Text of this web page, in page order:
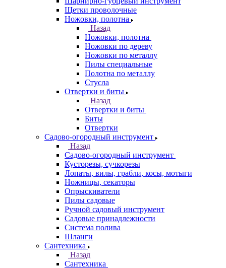
Щетки проволочные
Ножовки, полотна
Назад
Ножовки, полотна
Ножовки по дереву
Ножовки по металлу
Пилы специальные
Полотна по металлу
Стусла
Отвертки и биты
Назад
Отвертки и биты
Биты
Отвертки
Садово-огородный инструмент
Назад
Садово-огородный инструмент
Кусторезы, сучкорезы
Лопаты, вилы, грабли, косы, мотыги
Ножницы, секаторы
Опрыскиватели
Пилы садовые
Ручной садовый инструмент
Садовые принадлежности
Система полива
Шланги
Сантехника
Назад
Сантехника